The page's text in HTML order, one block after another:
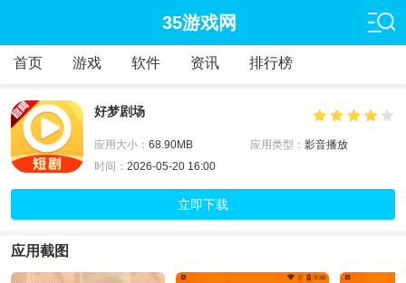
35游戏网
首页 游戏 软件 资讯 排行榜
好梦剧场
应用大小： 68.90MB 应用类型： 影音播放
时间： 2026-05-20 16:00
立即下载
应用截图